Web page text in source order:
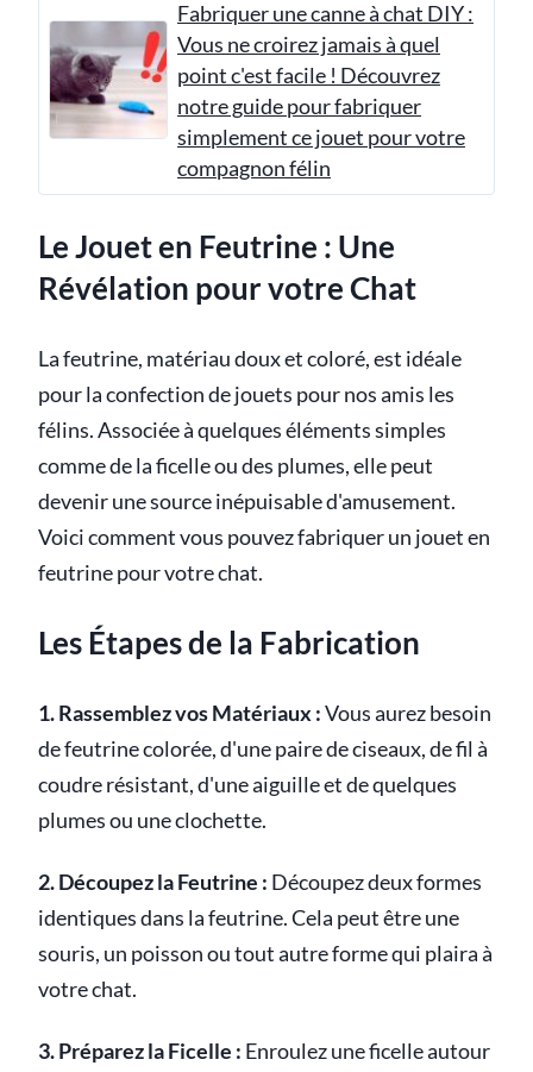
Fabriquer une canne à chat DIY :
Vous ne croirez jamais à quel
point c'est facile ! Découvrez
notre guide pour fabriquer
simplement ce jouet pour votre
compagnon félin
Le Jouet en Feutrine : Une
Révélation pour votre Chat
La feutrine, matériau doux et coloré, est idéale
pour la confection de jouets pour nos amis les
félins. Associée à quelques éléments simples
comme de la ficelle ou des plumes, elle peut
devenir une source inépuisable d'amusement.
Voici comment vous pouvez fabriquer un jouet en
feutrine pour votre chat.
Les Étapes de la Fabrication
1. Rassemblez vos Matériaux :Vous aurez besoin
de feutrine colorée, d'une paire de ciseaux, de fil à
coudre résistant, d'une aiguille et de quelques
plumes ou une clochette.
2. Découpez la Feutrine : Découpez deux formes
identiques dans la feutrine. Cela peut être une
souris, un poisson ou tout autre forme qui plaira à
votre chat.
3. Préparez la Ficelle : Enroulez une ficelle autour